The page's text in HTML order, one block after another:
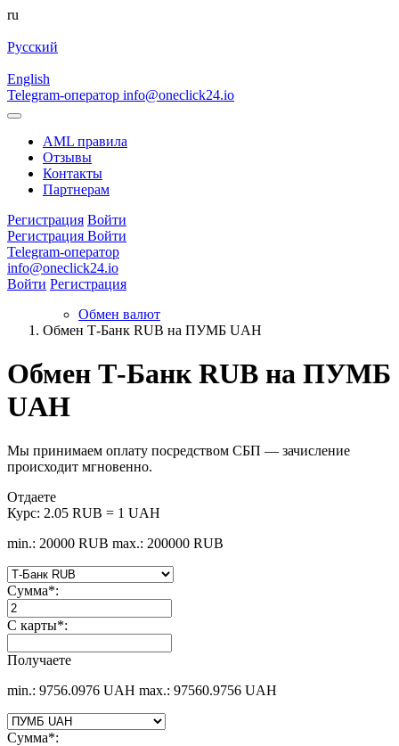
ru
Русский
English
Telegram-оператор info@oneclick24.io
AML правила
Отзывы
Контакты
Партнерам
Регистрация Войти
Регистрация Войти
Telegram-оператор
info@oneclick24.io
Войти Регистрация
Обмен валют
Обмен Т-Банк RUB на ПУМБ UAH
Обмен Т-Банк RUB на ПУМБ
UAH
Мы принимаем оплату посредством СБП — зачисление
происходит мгновенно.
Отдаете
Курс: 2.05 RUB = 1 UAH
min.: 20000 RUB max.: 200000 RUB
Сумма*:
С карты*:
Получаете
min.: 9756.0976 UAH max.: 97560.9756 UAH
Сумма*: